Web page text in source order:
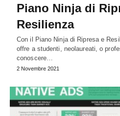
Piano Ninja di
Resilienza
Con il Piano Ninja di Ripresa e
offre a studenti, neolaureati, o
conoscere…
2 Novembre 2021